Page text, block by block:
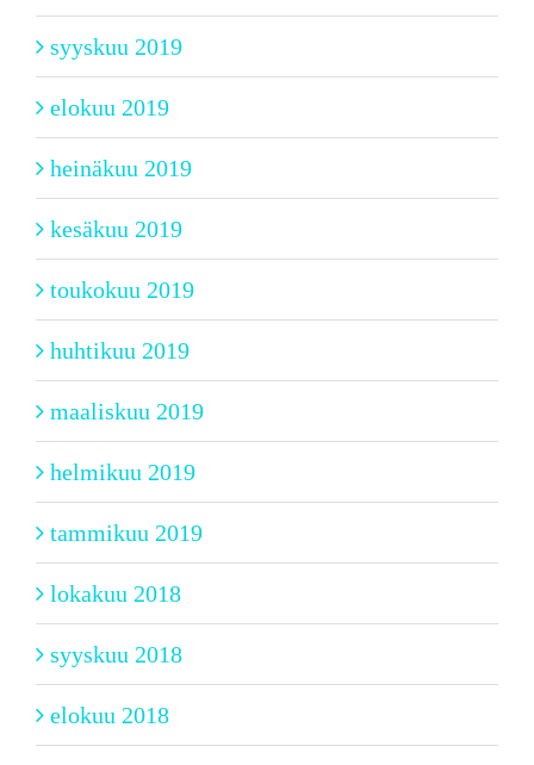
syyskuu 2019
elokuu 2019
heinäkuu 2019
kesäkuu 2019
toukokuu 2019
huhtikuu 2019
maaliskuu 2019
helmikuu 2019
tammikuu 2019
lokakuu 2018
syyskuu 2018
elokuu 2018